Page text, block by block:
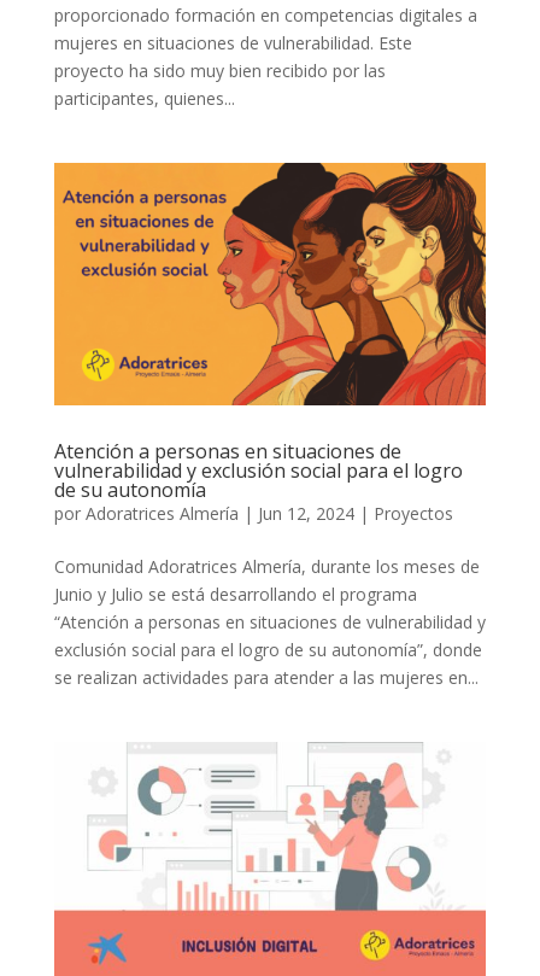
proporcionado formación en competencias digitales a
mujeres en situaciones de vulnerabilidad. Este
proyecto ha sido muy bien recibido por las
participantes, quienes...
Atención a personas en situaciones de
vulnerabilidad y exclusión social para el logro
de su autonomía
por Adoratrices Almería | Jun 12, 2024| Proyectos
Comunidad Adoratrices Almería, durante los meses de
Junio y Julio se está desarrollando el programa
“Atención a personas en situaciones de vulnerabilidad y
exclusión social para el logro de su autonomía”, donde
se realizan actividades para atender a las mujeres en...